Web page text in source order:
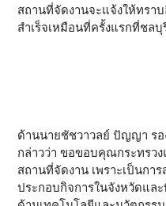
สถานที่จัดงานจะแจ้งให้ทรา
สำเร็จเหมือนที่ครั้งแรกที่ชล
ด้านนายชัชวาวลย์ ปัญญา รอ
กล่าวว่า ขอขอบคุณกระทรวง
สถานที่จัดงาน เพราะเป็นกา
ประกอบกิจการในจังหวัดแล